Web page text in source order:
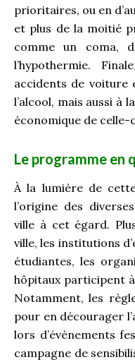
prioritaires, ou en
et plus de la moitié
comme un coma,
l’hypothermie.
accidents de voiture
l’alcool, mais aussi à
économique de celle-
Le programme en
À la lumière de
l’origine des
ville à cet égard.
ville, les institutions
étudiantes, les
hôpitaux participent
Notamment, les
pour en décourager
lors d’évènements
campagne de